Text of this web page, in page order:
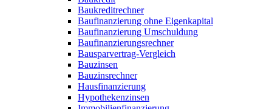
Baukreditrechner
Baufinanzierung ohne Eigenkapital
Baufinanzierung Umschuldung
Baufinanzierungsrechner
Bausparvertrag-Vergleich
Bauzinsen
Bauzinsrechner
Hausfinanzierung
Hypothekenzinsen